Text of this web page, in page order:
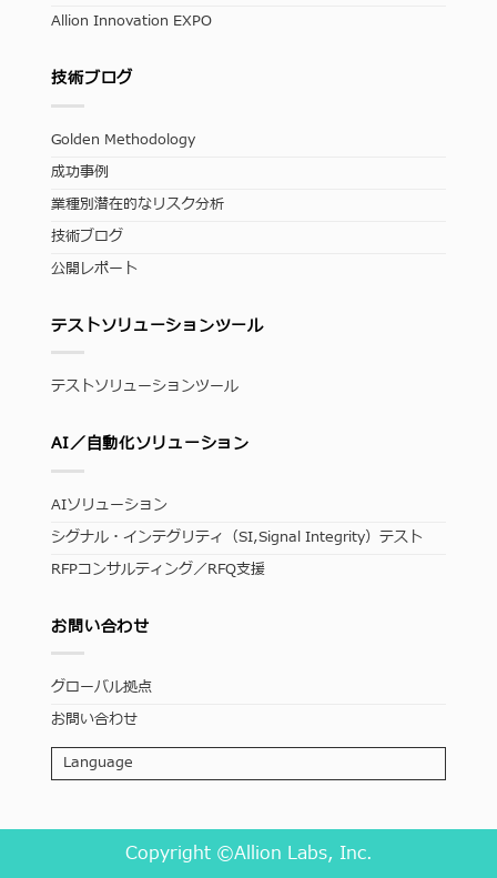
Allion Innovation EXPO
技術ブログ
Golden Methodology
成功事例
業種別潜在的なリスク分析
技術ブログ
公開レポート
テストソリューションツール
テストソリューションツール
AI／自動化ソリューション
AIソリューション
シグナル・インテグリティ（SI,Signal Integrity）テスト
RFPコンサルティング／RFQ支援
お問い合わせ
グローバル拠点
お問い合わせ
Language
Copyright ©Allion Labs, Inc.